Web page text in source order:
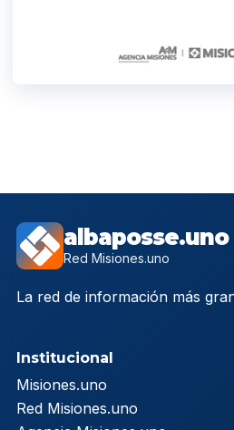
albaposse.uno
Red Misiones.uno
La red de información más
Institucional
Misiones.uno
Red Misiones.uno